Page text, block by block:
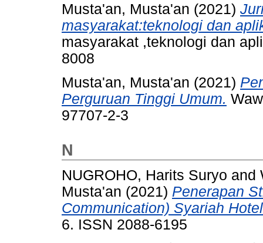
Musta'an, Musta'an (2021)
masyarakat:teknologi dan
masyarakat ,teknologi dan
8008
Musta'an, Musta'an (2021)
Perguruan Tinggi Umum.
97707-2-3
N
NUGROHO, Harits Suryo and
Musta'an (2021) Penerapan
Communication) Syariah
6. ISSN 2088-6195